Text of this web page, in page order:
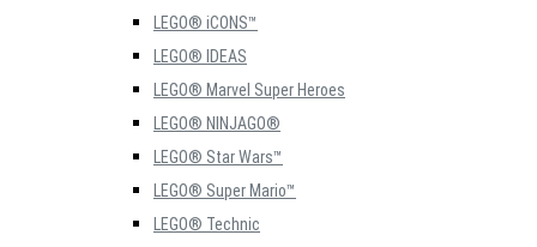
LEGO® iCONS™
LEGO® IDEAS
LEGO® Marvel Super Heroes
LEGO® NINJAGO®
LEGO® Star Wars™
LEGO® Super Mario™
LEGO® Technic